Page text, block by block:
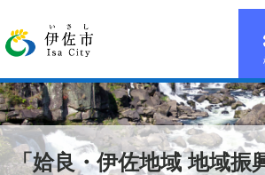
「姶良・伊佐地域 地域振